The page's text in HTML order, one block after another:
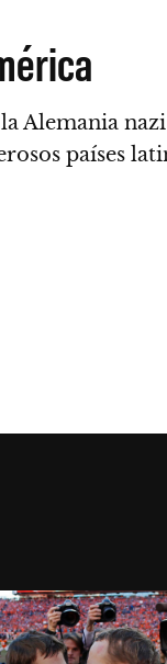
Alemania
países